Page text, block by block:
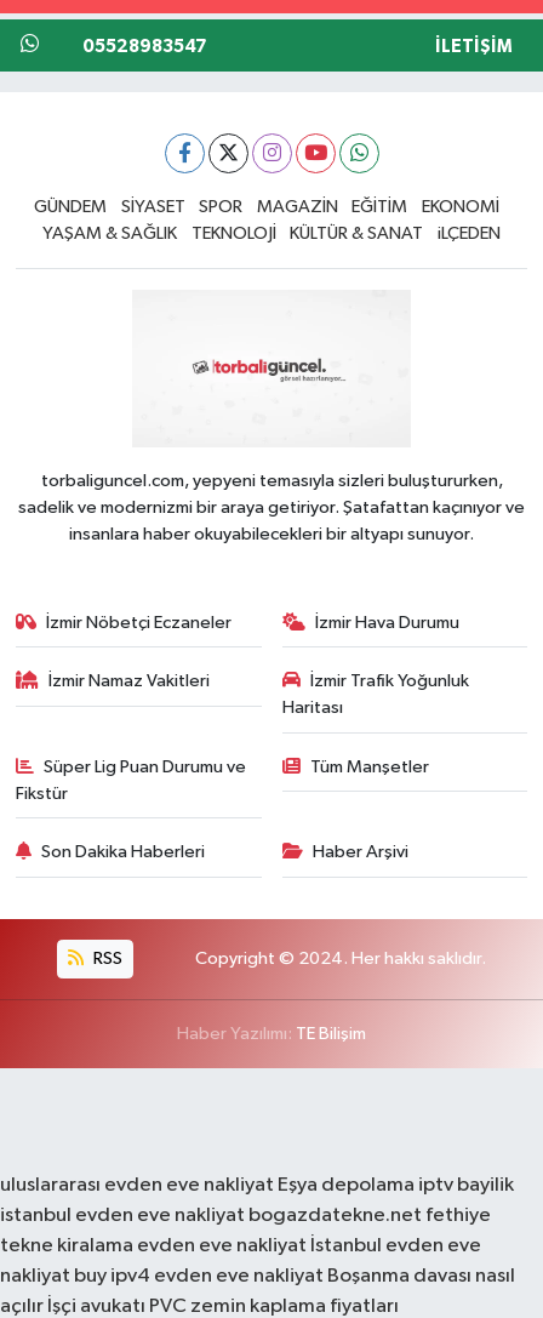
05528983547 İLETIŞIM
GÜNDEM SİYASET SPOR MAGAZİN EĞİTİM
EKONOMİ
YAŞAM & SAĞLIK
TEKNOLOJİ KÜLTÜR & SANAT iLÇEDEN
torbaliguncel.com, yepyeni temasıyla sizleri buluştururken,
sadelik ve modernizmi bir araya getiriyor. Şatafattan kaçınıyor ve
insanlara haber okuyabilecekleri bir altyapı sunuyor.
İzmir Nöbetçi Eczaneler İzmir Hava Durumu
İzmir Namaz Vakitleri
İzmir Trafik Yoğunluk
Haritası
Süper Lig Puan Durumu ve
Fikstür
Tüm Manşetler
Son Dakika Haberleri Haber Arşivi
RSS Copyright © 2024. Her hakkı saklıdır.
Haber Yazılımı: TE Bilişim
uluslararası evden eve nakliyat Eşya depolama iptv bayilik
istanbul evden eve nakliyat bogazdatekne.net fethiye
tekne kiralama evden eve nakliyat İstanbul evden eve
nakliyat buy ipv4 evden eve nakliyat Boşanma davası nasıl
açılır İşçi avukatı PVC zemin kaplama fiyatları